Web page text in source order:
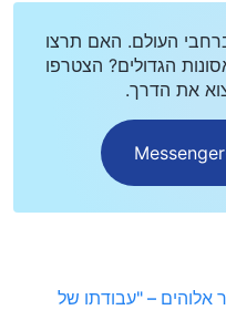
העולם. האם תרצו
הגדולים? הצטרפו
את הדרך.
אלוהים – "עבודתו של